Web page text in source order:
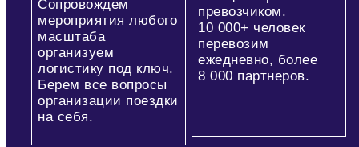
Сопровождем
мероприятия любого
масштаба
организуем
логистику под ключ.
Берем все вопросы
организации поездки
на себя.
превозчиком.
10 000+ человек
перевозим
ежедневно, более
8 000 партнеров.